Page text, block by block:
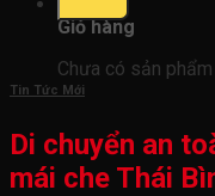
Giỏ hàng
Chưa có sản
Tin Tức Mới
Di chuyển an
mái che Thái